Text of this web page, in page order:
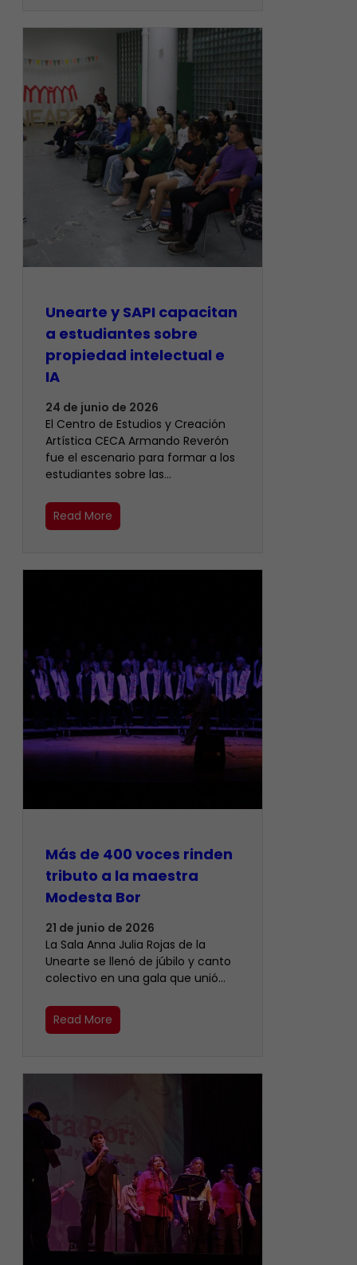
Unearte y SAPI capacitan
a estudiantes sobre
propiedad intelectual e
IA
24 de junio de 2026
El Centro de Estudios y Creación
Artística CECA Armando Reverón
fue el escenario para formar a los
estudiantes sobre las…
Read More
Más de 400 voces rinden
tributo a la maestra
Modesta Bor
21 de junio de 2026
​La Sala Anna Julia Rojas de la
Unearte se llenó de júbilo y canto
colectivo en una gala que unió…
Read More